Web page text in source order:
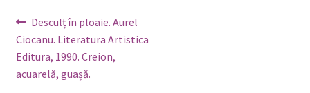
Navigare
în
articole
Articolul
anterior:
Desculț în ploaie. Aurel
Ciocanu. Literatura Artistica
Editura, 1990. Creion,
acuarelă, guașă.